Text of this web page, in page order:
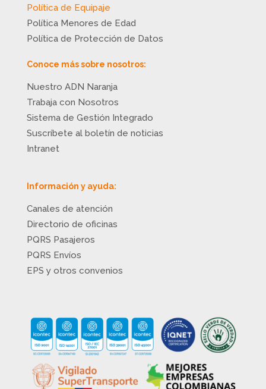
Política de Equipaje
Política Menores de Edad
Política de Protección de Datos
Conoce más sobre nosotros:
Nuestro ADN Naranja
Trabaja con Nosotros
Sistema de Gestión Integrado
Suscríbete al boletín de noticias
Intranet
Información y ayuda:
Canales de atención
Directorio de oficinas
PQRS Pasajeros
PQRS Envíos
EPS y otros convenios